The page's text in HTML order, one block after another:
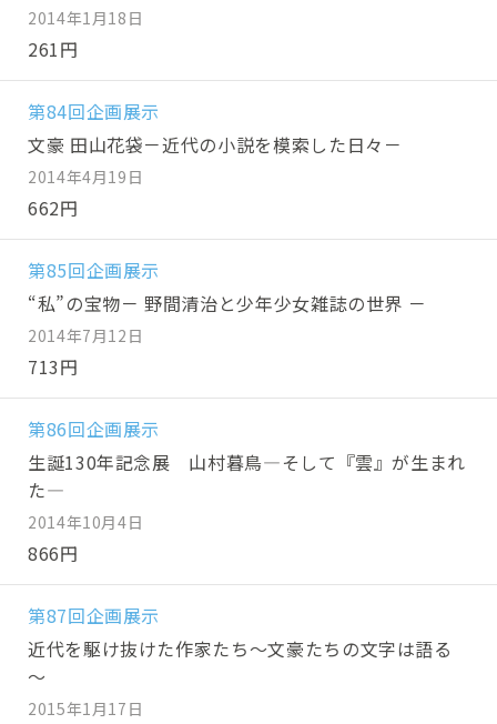
2014年1月18日
261円
第84回企画展示
文豪 田山花袋－近代の小説を模索した日々－
2014年4月19日
662円
第85回企画展示
“私”の宝物－ 野間清治と少年少女雑誌の世界 －
2014年7月12日
713円
第86回企画展示
生誕130年記念展 山村暮鳥―そして『雲』が生まれ
た―
2014年10月4日
866円
第87回企画展示
近代を駆け抜けた作家たち～文豪たちの文字は語る
～
2015年1月17日